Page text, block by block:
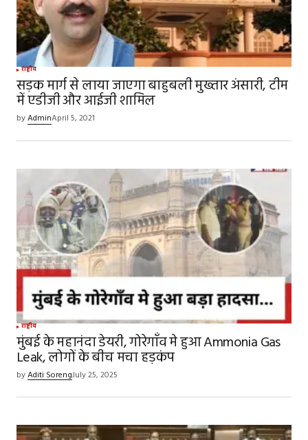
Your Name*
Your E-mail*
browser for the next time I comment.
SUBMIT COMMENT
राष्ट्रीय
सड़क मार्ग से लाया जाएगा बाहुबली मुख्तार अंसारी, टीम
में एडीजी और आईजी शामिल
byAdminApril 5, 2021
राष्ट्रीय
मुंबई के महानंदा डेयरी, गोरेगाँव मे हुआ Ammonia Gas
Leak, लोगों के बीच मचा हड़कंप
byAditi SorengJuly 25, 2025